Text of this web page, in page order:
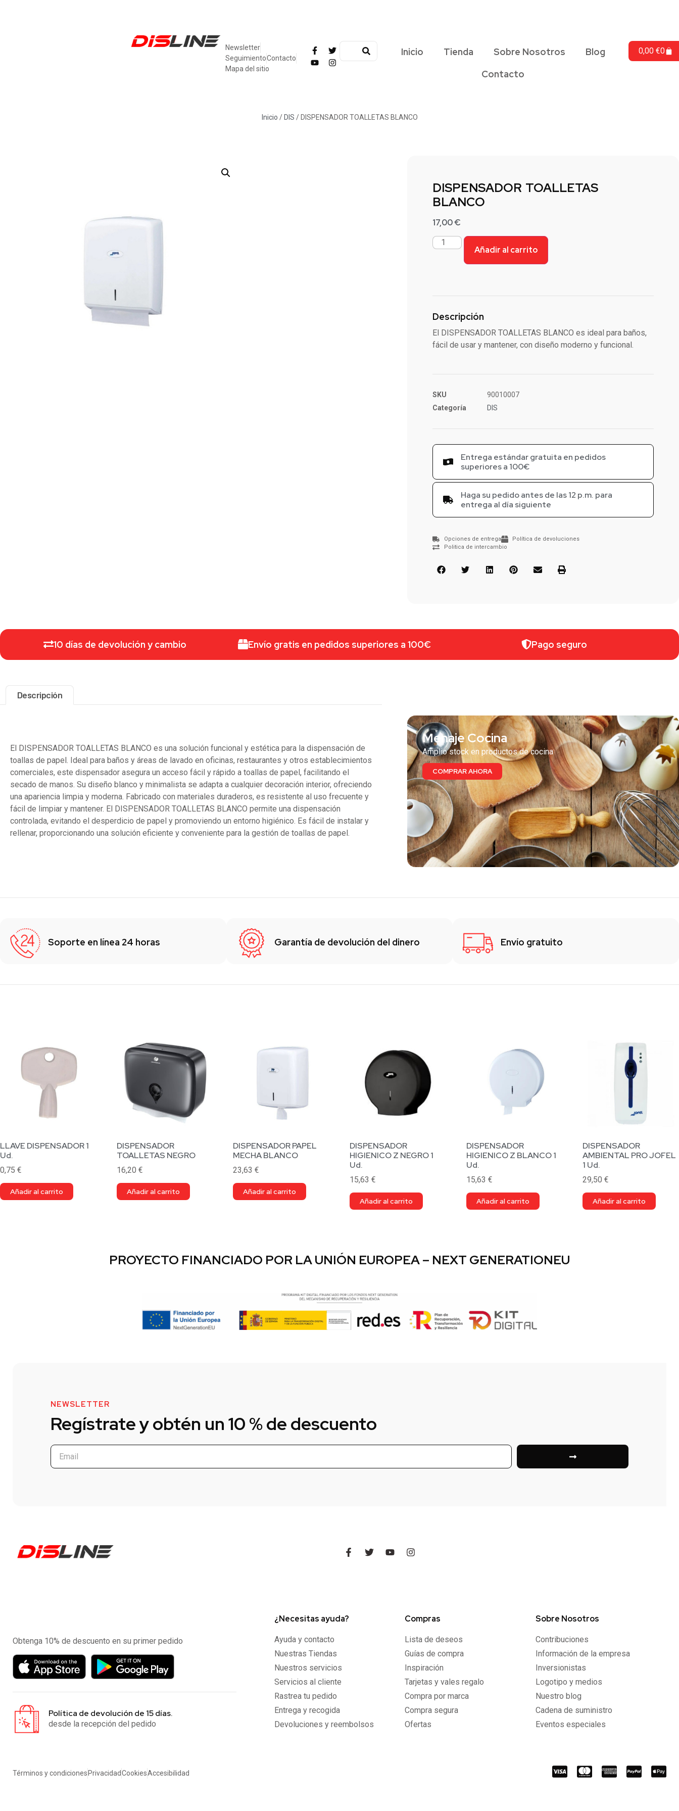
Newsletter
SeguimientoContacto
Mapa del sitio
Inicio Tienda Sobre Nosotros
Blog
Contacto
0,00€0
Inicio / DIS / DISPENSADOR TOALLETAS BLANCO
DISPENSADOR TOALLETAS
BLANCO
17,00€
Añadir al carrito
Descripción
El DISPENSADOR TOALLETAS BLANCO es ideal para baños,
fácil de usar y mantener, con diseño moderno y funcional.
SKU
90010007
Categoría
DIS
Entrega estándar gratuita en pedidos
superiores a 100€
Haga su pedido antes de las 12 p.m. para
entrega al día siguiente
Opciones de entrega
Política de devoluciones
Politica de intercambio
10 días de devolución y cambio Envío gratis en pedidos superiores a 100€ Pago seguro
Descripción
El DISPENSADOR TOALLETAS BLANCO es una solución funcional y estética para la dispensación de
toallas de papel. Ideal para baños y áreas de lavado en oficinas, restaurantes y otros establecimientos
comerciales, este dispensador asegura un acceso fácil y rápido a toallas de papel, facilitando el
secado de manos. Su diseño blanco y minimalista se adapta a cualquier decoración interior, ofreciendo
una apariencia limpia y moderna. Fabricado con materiales duraderos, es resistente al uso frecuente y
fácil de limpiar y mantener. El DISPENSADOR TOALLETAS BLANCO permite una dispensación
controlada, evitando el desperdicio de papel y promoviendo un entorno higiénico. Es fácil de instalar y
rellenar, proporcionando una solución eficiente y conveniente para la gestión de toallas de papel.
Menaje Cocina
Amplio stock en productos de cocina
COMPRAR AHORA
Soporte en línea 24 horas Garantía de devolución del dinero Envío gratuito
LLAVE DISPENSADOR 1
Ud.
0,75 €
Añadir al carrito
DISPENSADOR
TOALLETAS NEGRO
16,20 €
Añadir al carrito
DISPENSADOR PAPEL
MECHA BLANCO
23,63€
Añadir al carrito
DISPENSADOR
HIGIENICO Z NEGRO 1
Ud.
15,63 €
Añadir al carrito
DISPENSADOR
HIGIENICO Z BLANCO 1
Ud.
15,63 €
Añadir al carrito
DISPENSADOR
AMBIENTAL PRO JOFEL
1 Ud.
29,50€
Añadir al carrito
PROYECTO FINANCIADO POR LA UNIÓN EUROPEA – NEXT GENERATIONEU
NEWSLETTER
Regístrate y obtén un 10 % de descuento
Obtenga 10% de descuento en su primer pedido
Política de devolución de 15 días.
desde la recepción del pedido
¿Necesitas ayuda?
Ayuda y contacto
Nuestras Tiendas
Nuestros servicios
Servicios al cliente
Rastrea tu pedido
Entrega y recogida
Devoluciones y reembolsos
Compras
Lista de deseos
Guías de compra
Inspiración
Tarjetas y vales regalo
Compra por marca
Compra segura
Ofertas
Sobre Nosotros
Contribuciones
Información de la empresa
Inversionistas
Logotipo y medios
Nuestro blog
Cadena de suministro
Eventos especiales
Términos y condiciones PrivacidadCookiesAccesibilidad